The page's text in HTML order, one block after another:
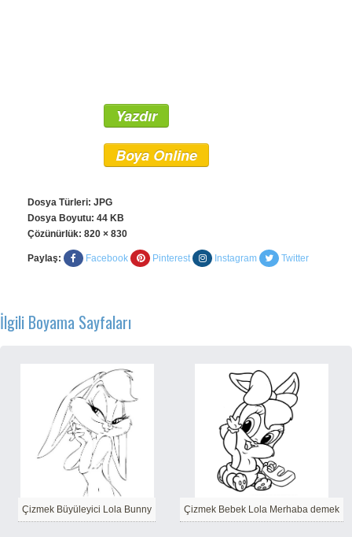
Yazdır
Boya Online
Dosya Türleri: JPG
Dosya Boyutu: 44 KB
Çözünürlük: 820 × 830
Paylaş: Facebook Pinterest Instagram Twitter
İlgili Boyama Sayfaları
Çizmek Büyüleyici Lola Bunny Çizmek Bebek Lola Merhaba demek